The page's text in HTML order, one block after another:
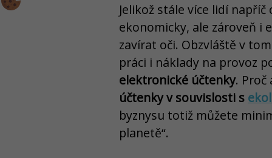
Jelikož stále více lidí
ekonomicky, ale zároveň i
zavírat oči. Obzvláště v
práci i náklady na provoz
elektronické účtenky. Proč
účtenky v souvislosti s
byznysu totiž můžete
planetě“.